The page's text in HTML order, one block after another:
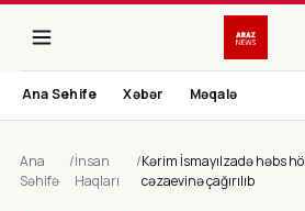
Ana Sehife Xəbər Məqalə
Ana
Səhifə
/İnsan
Haqları
/Kərim İsmayılzadə həbs
cəzaevinə çağırılıb